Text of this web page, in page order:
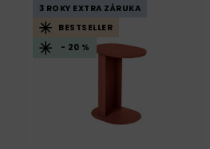
3 ROKY EXTRA ZÁRUKA
BESTSELLER
- 20 %